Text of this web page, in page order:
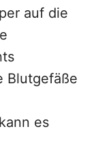
auf die
Blutgefäße
es